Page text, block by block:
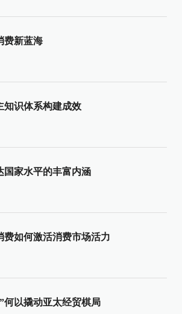
费新蓝海
知识体系构建成效
国家水平的丰富内涵
费如何激活消费市场活力
何以撬动亚太经贸棋局